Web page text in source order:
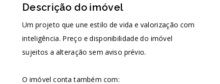
Descrição do imóvel
Um projeto que une estilo de vida e valorização com
inteligência. Preço e disponibilidade do imóvel
sujeitos a alteração sem aviso prévio.
O imóvel conta também com: